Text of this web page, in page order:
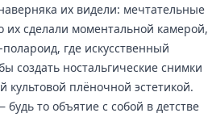
их видели: мечтательные
их сделали моментальной камерой,
где искусственный
создать ностальгические снимки
плёночной эстетикой.
то объятие с собой в детстве